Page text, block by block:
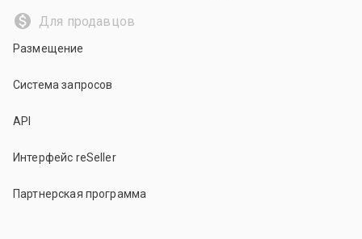
Для продавцов
Размещение
Система запросов
API
Интерфейс reSeller
Партнерская программа